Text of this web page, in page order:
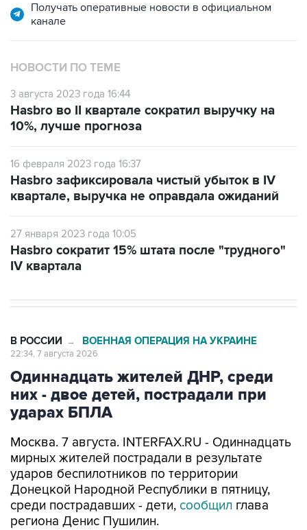
Получать оперативные новости в официальном
канале
НОВОСТИ ПО ТЕМЕ
3 августа 2023 года 16:44
Hasbro во II квартале сократил выручку на
10%, лучше прогноза
16 февраля 2023 года 16:37
Hasbro зафиксировала чистый убыток в IV
квартале, выручка не оправдала ожиданий
27 января 2023 года 10:05
Hasbro сократит 15% штата после "трудного"
IV квартала
В РОССИИ → ВОЕННАЯ ОПЕРАЦИЯ НА УКРАИНЕ
22:34, 7 августа 2026
Одиннадцать жителей ДНР, среди
них - двое детей, пострадали при
ударах БПЛА
Москва. 7 августа. INTERFAX.RU - Одиннадцать
мирных жителей пострадали в результате
ударов беспилотников по территории
Донецкой Народной Республики в пятницу,
среди пострадавших - дети, сообщил глава
региона Денис Пушилин.